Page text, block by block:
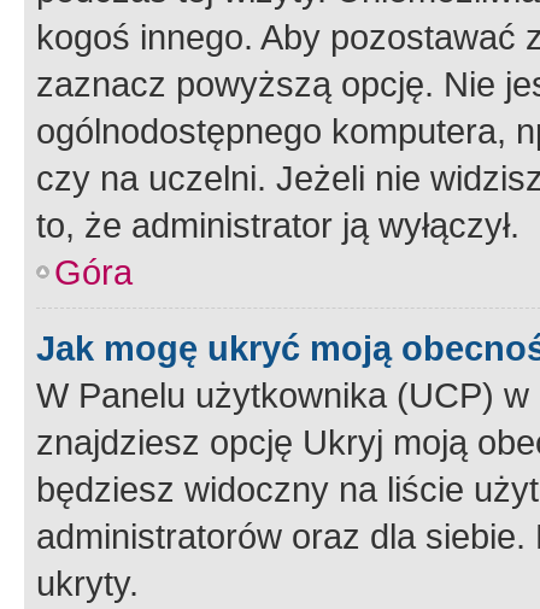
kogoś innego. Aby pozostawać
zaznacz powyższą opcję. Nie
ogólnodostępnego komputera,
czy na uczelni. Jeżeli nie
to, że administrator ją wyłączył.
Góra
Jak mogę ukryć moją
W Panelu użytkownika (UCP) w
znajdziesz opcję Ukryj moją
będziesz widoczny na liście
administratorów oraz dla
ukryty.